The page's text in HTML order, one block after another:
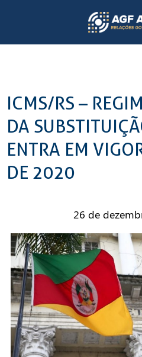
ICMS/RS –
DA
ENTRA EM
DE 2020
26 de